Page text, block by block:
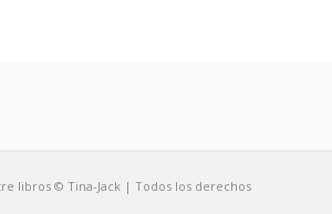
libros © Tina-Jack | Todos los derechos